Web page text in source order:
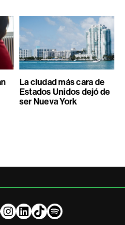
La ciudad más cara de
Estados Unidos dejó de
ser Nueva York